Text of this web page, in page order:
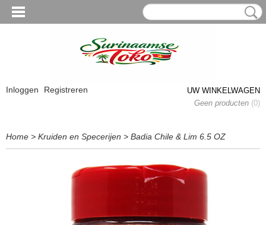
Inloggen Registreren
UW WINKELWAGEN
Geen producten (0)
Home > Kruiden en Specerijen > Badia Chile & Lim 6.5 OZ